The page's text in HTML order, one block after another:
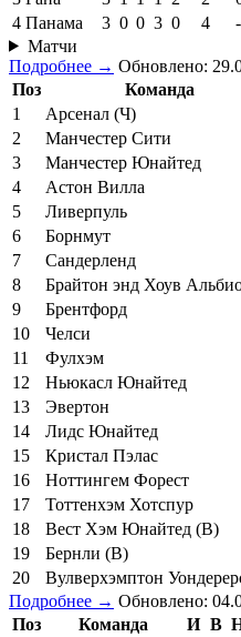
4 Панама 3 0 0 3 0 4
Матчи
Подробнее → Обновлено:
Поз
Команда
1
Арсенал (Ч)
2
Манчестер Сити
3
Манчестер Юнайтед
4
Астон Вилла
5
Ливерпуль
6
Борнмут
7
Сандерленд
8
Брайтон энд Хоув
9
Брентфорд
10
Челси
11
Фулхэм
12
Ньюкасл Юнайтед
13
Эвертон
14
Лидс Юнайтед
15
Кристал Пэлас
16
Ноттингем Форест
17
Тоттенхэм Хотспур
18
Вест Хэм Юнайтед (В)
19
Бернли (В)
20
Вулверхэмптон
Подробнее → Обновлено:
Поз
Команда И В